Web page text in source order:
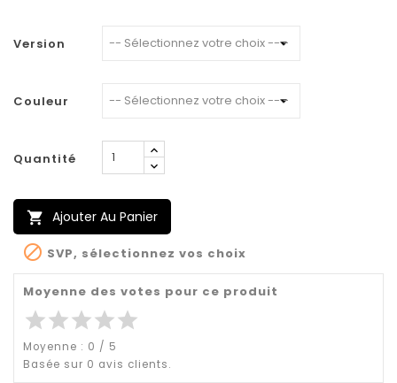
Version
Couleur
Quantité
 Ajouter Au Panier
 SVP, sélectionnez vos choix
Moyenne des votes pour ce produit
starstarstarstarstar
Moyenne : 0 / 5
Basée sur 0 avis clients.